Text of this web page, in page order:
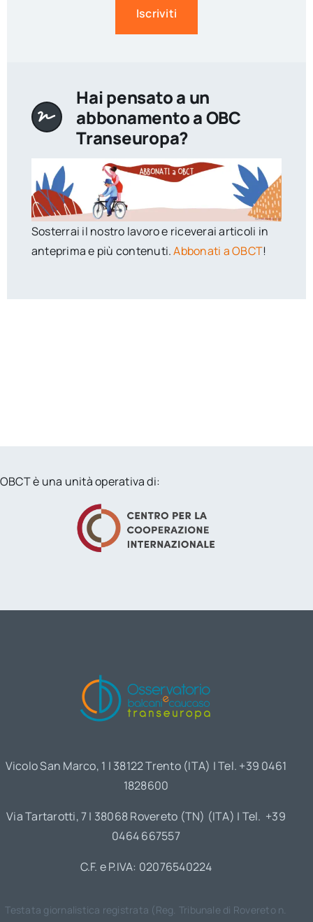
Iscriviti
Hai pensato a un
abbonamento a OBC
Transeuropa?
Sosterrai il nostro lavoro e riceverai articoli in
anteprima e più contenuti.Abbonati a OBCT!
OBCT è una unità operativa di:
Vicolo San Marco, 1 | 38122 Trento (ITA) | Tel. +39 0461
1828600
Via Tartarotti, 7 | 38068 Rovereto (TN) (ITA) | Tel. +39
0464 667557
C.F. e P.IVA: 02076540224
Testata giornalistica registrata (Reg. Tribunale di Rovereto n.